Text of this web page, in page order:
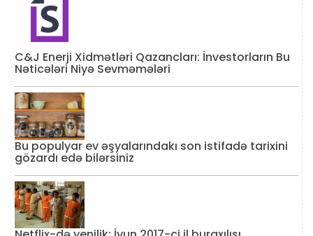
C&J Enerji Xidmətləri Qazancları: İnvestorların Bu
Nəticələri Niyə Sevməmələri
Bu populyar ev əşyalarındakı son istifadə tarixini
gözardı edə bilərsiniz